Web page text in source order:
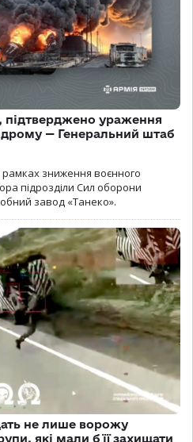
ураження
— Генеральний штаб
рамках зниження воєнного
підрозділи Сил оборони
завод «Танеко».
не лише ворожу
які мали б її захищати